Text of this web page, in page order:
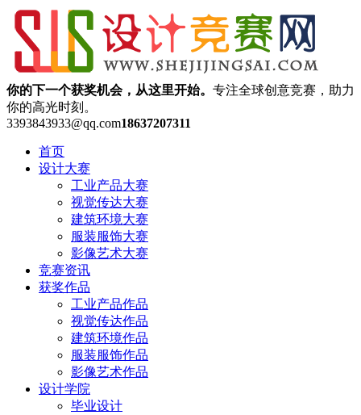
你的下一个获奖机会，从这里开始。 专注全球创意竞赛，助力
你的高光时刻。
3393843933@qq.com18637207311
首页
设计大赛
工业产品大赛
视觉传达大赛
建筑环境大赛
服装服饰大赛
影像艺术大赛
竞赛资讯
获奖作品
工业产品作品
视觉传达作品
建筑环境作品
服装服饰作品
影像艺术作品
设计学院
毕业设计